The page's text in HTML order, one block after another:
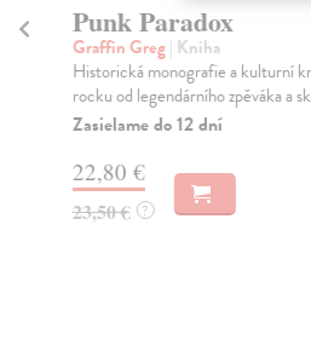
Punk Paradox
Graffin Greg| Kniha
Historická monografie a kulturní
rocku od legendárního zpěváka a
Zasielame do 12 dní
22,80 €
23,50 € ?